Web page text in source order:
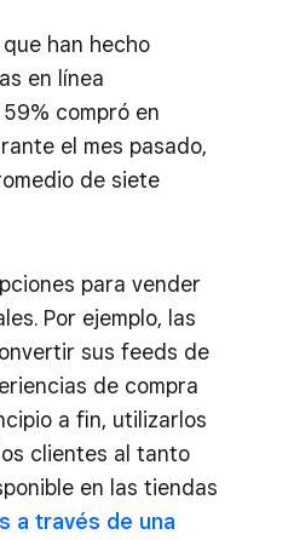
han hecho
en línea
compró en
el mes pasado,
de siete
para vender
Por ejemplo, las
sus feeds de
de compra
a fin, utilizarlos
clientes al tanto
en las tiendas
a través de una